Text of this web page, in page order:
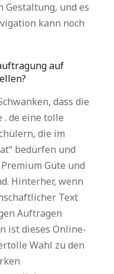
Gestaltung, und es
kann noch
auf
dass die
. de eine tolle
die im
bedürfen und
Güte und
Hinterher, wenn
Text
Auftragen
ist dieses Online-
Wahl zu den